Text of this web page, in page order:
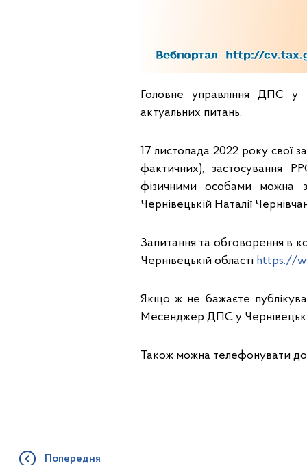
Головне управління ДПС у
актуальних питань.
17 листопада 2022 року свої
фактичних), застосування
фізичними особами можна
Чернівецькій Наталії
Запитання та обговорення в
Чернівецькій області https://
Якщо ж не бажаєте
Месенджер ДПС у
Також можна телефонувати до
Попередня